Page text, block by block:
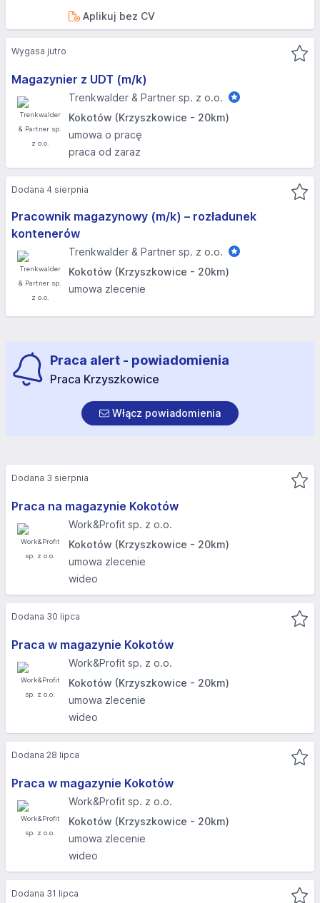
Aplikuj bez CV
Magazynier z UDT (m/k)
Trenkwalder & Partner sp. z o.o.
Kokotów (Krzyszkowice - 20km)
umowa o pracę
praca od zaraz
Wygasa jutro
Pracownik magazynowy (m/k) – rozładunek
kontenerów
Trenkwalder & Partner sp. z o.o.
Kokotów (Krzyszkowice - 20km)
umowa zlecenie
Dodana 4 sierpnia
Praca alert - powiadomienia
Praca Krzyszkowice
Włącz powiadomienia
Praca na magazynie Kokotów
Work&Profit sp. z o.o.
Kokotów (Krzyszkowice - 20km)
umowa zlecenie
wideo
Dodana 3 sierpnia
Praca w magazynie Kokotów
Work&Profit sp. z o.o.
Kokotów (Krzyszkowice - 20km)
umowa zlecenie
wideo
Dodana 30 lipca
Praca w magazynie Kokotów
Work&Profit sp. z o.o.
Kokotów (Krzyszkowice - 20km)
umowa zlecenie
wideo
Dodana 28 lipca
Dodana 31 lipca